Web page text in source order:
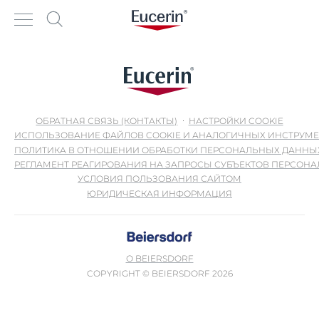
ОБРАТНАЯ СВЯЗЬ (КОНТАКТЫ)
НАСТРОЙКИ COOKIE
ИСПОЛЬЗОВАНИЕ ФАЙЛОВ COOKIE И АНАЛОГИЧНЫХ
ПОЛИТИКА В ОТНОШЕНИИ ОБРАБОТКИ ПЕРСОНАЛЬНЫХ
РЕГЛАМЕНТ РЕАГИРОВАНИЯ НА ЗАПРОСЫ СУБЪЕКТОВ
УСЛОВИЯ ПОЛЬЗОВАНИЯ САЙТОМ
ЮРИДИЧЕСКАЯ ИНФОРМАЦИЯ
О BEIERSDORF
COPYRIGHT © BEIERSDORF 2026